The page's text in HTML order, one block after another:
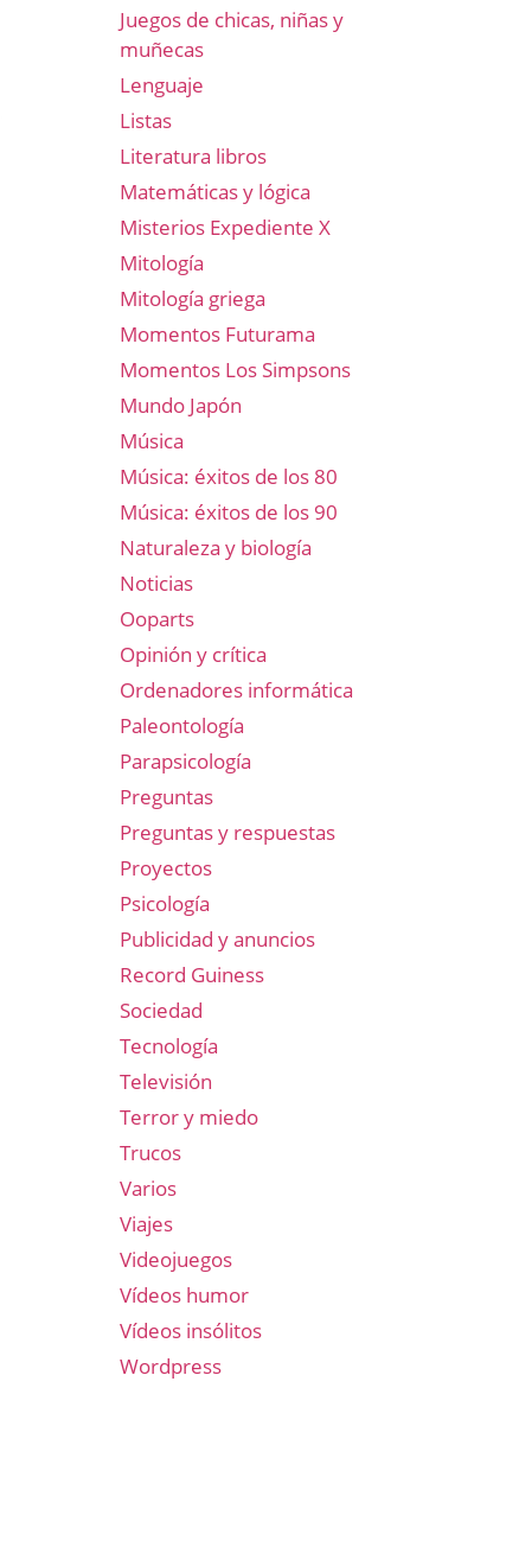
Juegos de chicas, niñas y
muñecas
Lenguaje
Listas
Literatura libros
Matemáticas y lógica
Misterios Expediente X
Mitología
Mitología griega
Momentos Futurama
Momentos Los Simpsons
Mundo Japón
Música
Música: éxitos de los 80
Música: éxitos de los 90
Naturaleza y biología
Noticias
Ooparts
Opinión y crítica
Ordenadores informática
Paleontología
Parapsicología
Preguntas
Preguntas y respuestas
Proyectos
Psicología
Publicidad y anuncios
Record Guiness
Sociedad
Tecnología
Televisión
Terror y miedo
Trucos
Varios
Viajes
Videojuegos
Vídeos humor
Vídeos insólitos
Wordpress